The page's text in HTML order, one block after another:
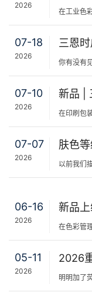
2026
07-18
2026
07-10
2026
07-07
2026
06-16
2026
05-11
2026